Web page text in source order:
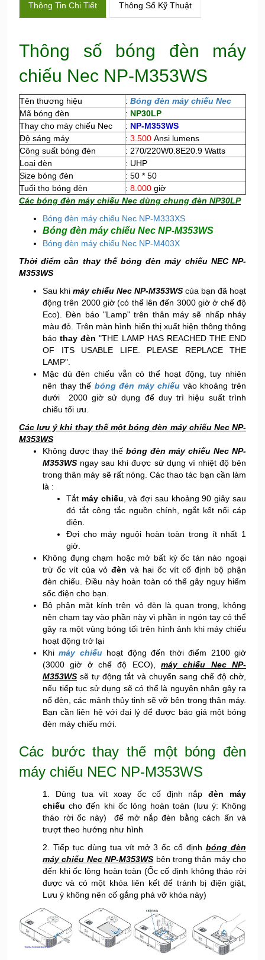
Thông Tin Chi Tiết Thông Số Kỹ Thuật
Thông số bóng đèn máy
chiếu Nec NP-M353WS
Tên thương hiệu : Bóng đèn máy chiếu Nec
Mã bóng đèn
: NP30LP
Thay cho máy chiếu Nec
: NP-M353WS
Độ sáng máy
: 3.500 Ansi lumens
Công suất bóng đèn
: 270/220W0.8E20.9 Watts
Loại đèn
: UHP
Size bóng đèn
: 50 * 50
Tuổi thọ bóng đèn
: 8.000 giờ
Các bóng đèn máy chiếu Nec dùng chung đèn NP30LP
Bóng đèn máy chiếu Nec NP-M333XS
Bóng đèn máy chiếu Nec NP-M353WS
Bóng đèn máy chiếu Nec NP-M403X
Thời điểm cần thay thế bóng đèn máy chiếu NEC NP-
M353WS
Sau khi máy chiếu Nec NP-M353WS của bạn đã hoạt
động trên 2000 giờ (có thể lên đến 3000 giờ ở chế độ
Eco). Đèn báo "Lamp" trên thân máy sẽ nhấp nháy
màu đỏ. Trên màn hình hiển thị xuất hiện thông thông
báothay đèn "THE LAMP HAS REACHED THE END
OF ITS USABLE LIFE. PLEASE REPLACE THE
LAMP".
Mặc dù đèn chiếu vẫn có thể hoạt động, tuy nhiên
nên thay thế bóng đèn máy chiếu vào khoảng trên
dưới 2000 giờ sử dụng để duy trì hiệu suất trình
chiếu tối ưu.
Các lưu ý khi thay thế một bóng đèn máy chiếu Nec NP-
M353WS
Không được thay thế bóng đèn máy chiếu Nec NP-
M353WS ngay sau khi được sử dụng vì nhiệt độ bên
trong thân máy sẽ rất nóng. Các thao tác bạn cần làm
là :
Tắt máy chiếu , và đợi sau khoảng 90 giây sau
đó tắt công tắc nguồn chính, ngắt kết nối cáp
điện.
Đợi cho máy nguội hoàn toàn trong ít nhất 1
giờ.
Không đụng chạm hoặc mở bất kỳ ốc tán nào ngoại
trừ ốc vít của vỏ đèn và hai ốc vít cố định bộ phận
đèn chiếu. Điều này hoàn toàn có thể gây nguy hiểm
sốc điện cho bạn.
Bộ phận mặt kính trên vỏ đèn là quan trọng, không
nên chạm tay vào phần này vì phần in ngón tay có thể
gây ra một vùng bóng tối trên hình ảnh khi máy chiếu
hoạt động trở lại
Khimáy chiếuhoạt động đến thời điểm 2100 giờ
(3000 giờ ở chế độ ECO), máy chiếu Nec NP-
M353WS sẽ tự động tắt và chuyển sang chế độ chờ,
nếu tiếp tục sử dụng sẽ có thể là nguyên nhân gây ra
nổ đèn, các mảnh thủy tinh sẽ vỡ bên trong thân máy.
Bạn cần liên hệ với đại lý để được báo giá một bóng
đèn máy chiếu mới.
Các bước thay thế một bóng đèn
máy chiếu NEC NP-M353WS
1. Dùng tua vít xoay ốc cố định nắpđèn máy
chiếu cho đến khi ốc lỏng hoàn toàn (lưu ý: Không
tháo rời ốc này) để mở nắp đèn bằng cách ấn và
trượt theo hướng như hình
2. Tiếp tục dùng tua vít mở 3 ốc cố địnhbóng đèn
máy chiếu Nec NP-M353WS bên trong thân máy cho
đến khi ốc lỏng hoàn toàn (Ốc cố định không tháo rời
được và có một khóa liên kết để tránh bị điện giật,
Lưu ý không nên cố gắng phá vỡ khóa này)